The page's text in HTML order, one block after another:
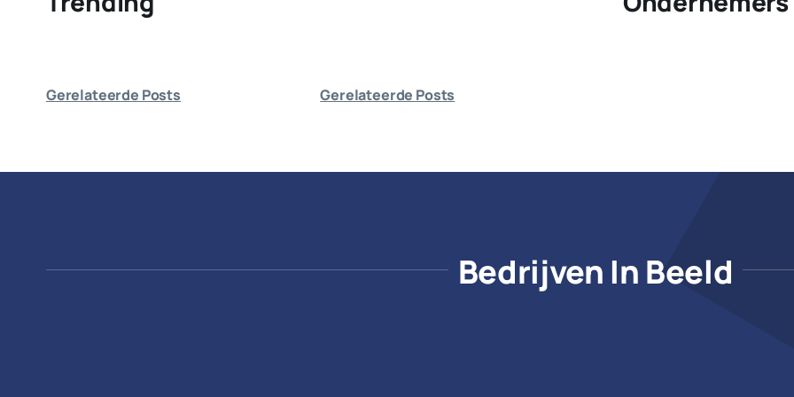
Gerelateerde Posts Gerelateerde Posts
Bedrijven In Beeld